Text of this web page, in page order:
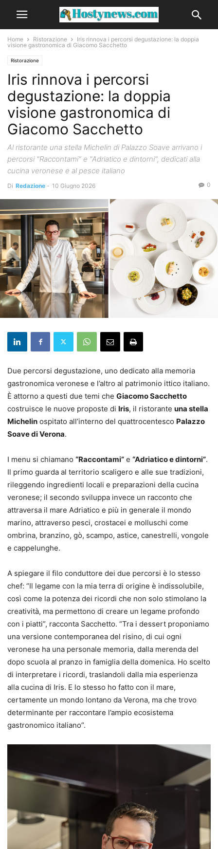
Home Ristorazione
Iris rinnova i percorsi degustazione: la doppia
visione gastronomica di Giacomo Sacchetto
Ristorazione
Iris rinnova i percorsi
degustazione: la doppia
visione gastronomica di
Giacomo Sacchetto
Al ristorante una stella Michelin di Palazzo Soave arrivano i
percorsi "Raccontami" e "Adriatico e dintorni", dedicati alla
cucina veronese e al pesce italiano
Di Redazione - 10 Giugno 2026 0
Due percorsi degustazione, uno dedicato alla memoria
gastronomica veronese e l’altro al patrimonio ittico italiano.
È attorno a questi due temi che Giacomo Sacchetto
costruisce le nuove proposte di Iris, il ristorante una stella
Michelin ospitato all’interno del quattrocentesco Palazzo
Soave di Verona.
I menu si chiamano “Raccontami” e “Adriatico e dintorni”.
Il primo guarda al territorio scaligero e alle sue tradizioni,
rileggendo ingredienti locali e preparazioni della cucina
veronese; il secondo sviluppa invece un racconto che
attraversa il mare Adriatico e più in generale il mondo
marino, attraverso pesci, crostacei e molluschi come
ombrina, branzino, gò, scampo, astice, canestrelli, vongole
e cappelunghe.
A spiegare il filo conduttore dei due percorsi è lo stesso
chef: “Il legame con la mia terra di origine è indissolubile,
così come la potenza dei ricordi che non solo stimolano la
creatività, ma permettono di creare un legame profondo
con i piatti”, racconta Sacchetto. “Tra i dessert proponiamo
una versione contemporanea del risino, di cui ogni
veronese ha una personale memoria, dalla merenda del
dopo scuola al pranzo in famiglia della domenica. Ho scelto
di interpretare i ricordi, traslandoli dalla mia esperienza
alla cucina di Iris. E lo stesso ho fatto con il mare,
certamente un mondo lontano da Verona, ma che trovo
determinante per raccontare l’ampio ecosistema
gastronomico italiano”.